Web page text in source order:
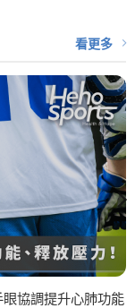
看更多
協調提升心肺功能